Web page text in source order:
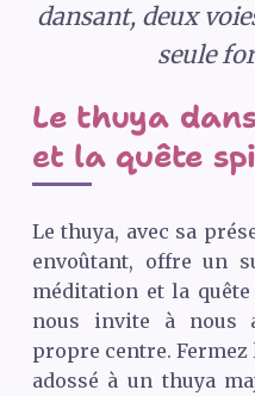
dansant, deux
seule
Le thuya
et la quête
Le thuya, avec sa
envoûtant, offre un
méditation et la
nous invite à nous
propre centre.
adossé à un thuya